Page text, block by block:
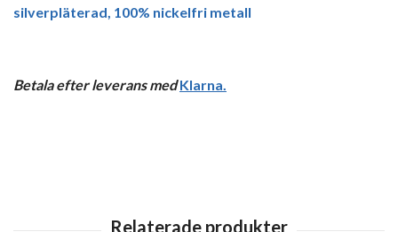
silverpläterad, 100% nickelfri metall
Betala efter leverans med Klarna.